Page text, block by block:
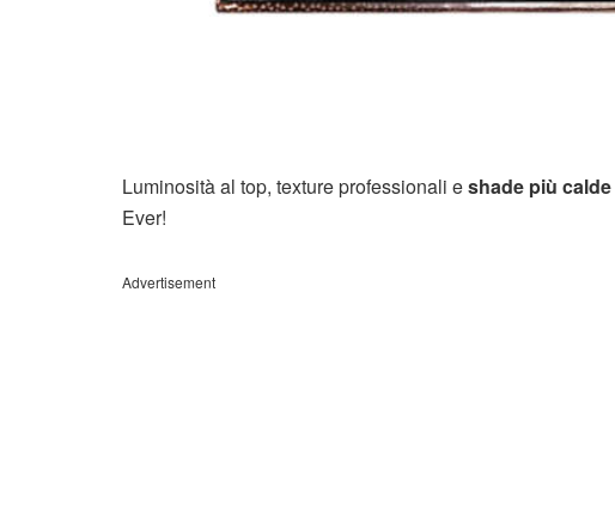
Luminosità al top, texture professionali eshade più calde
Ever!
Advertisement